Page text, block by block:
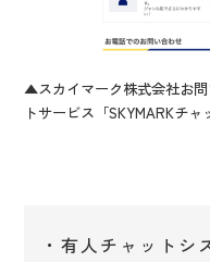
▲スカイマーク株式会社お
トサービス「SKYMARKチ
・有人チャットシ